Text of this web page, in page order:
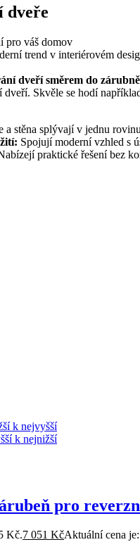
dveře
pro váš domov
trend v interiérovém
dveří směrem do zárubně
dveří. Skvěle se hodí
a stěna splývají v jednu
Spojují moderní vzhled s
praktické řešení bez
k nejvyšší
k nejnižší
pro
Kč.7 051 KčAktuální cena